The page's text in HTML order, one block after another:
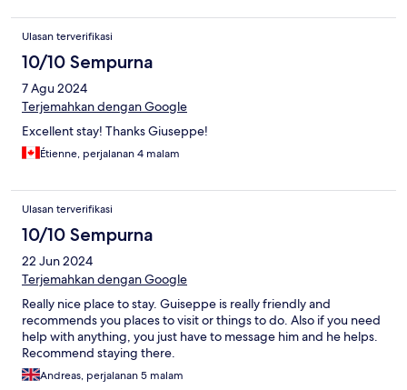
Ulasan terverifikasi
10/10 Sempurna
7 Agu 2024
Terjemahkan dengan Google
Excellent stay! Thanks Giuseppe!
Étienne, perjalanan 4 malam
Ulasan terverifikasi
10/10 Sempurna
22 Jun 2024
Terjemahkan dengan Google
Really nice place to stay. Guiseppe is really friendly and
recommends you places to visit or things to do. Also if you need
help with anything, you just have to message him and he helps.
Recommend staying there.
Andreas, perjalanan 5 malam